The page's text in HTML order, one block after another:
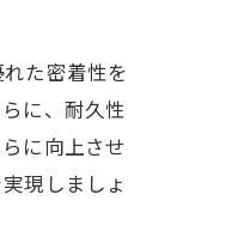
た密着性を
に、耐久性
に向上させ
現しましょ